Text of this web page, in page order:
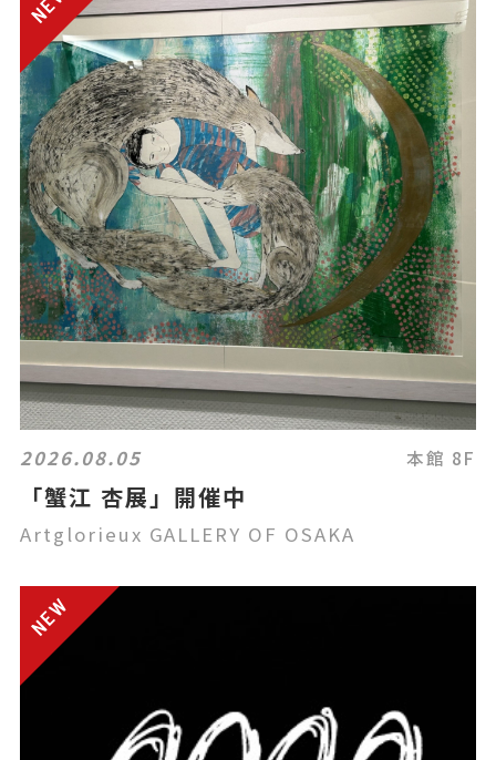
2026.08.05 本館 8F
「蟹江 杏展」開催中
Artglorieux GALLERY OF OSAKA